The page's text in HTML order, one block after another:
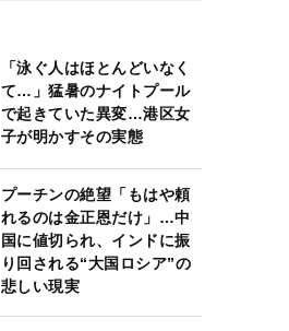
「泳ぐ人はほとんどいなく
て…」猛暑のナイトプール
で起きていた異変…港区女
子が明かすその実態
プーチンの絶望「もはや頼
れるのは金正恩だけ」…中
国に値切られ、インドに振
り回される“大国ロシア”の
悲しい現実